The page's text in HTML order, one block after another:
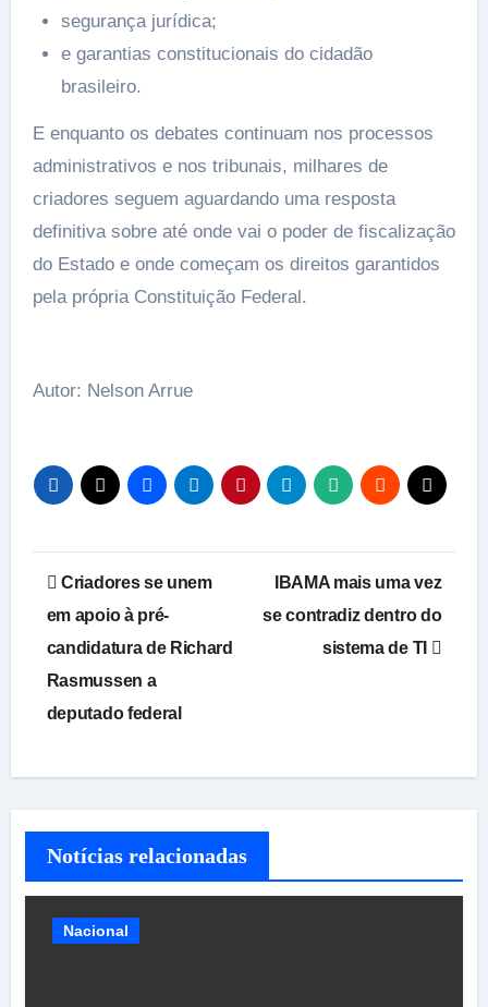
segurança jurídica;
e garantias constitucionais do cidadão
brasileiro.
E enquanto os debates continuam nos processos
administrativos e nos tribunais, milhares de
criadores seguem aguardando uma resposta
definitiva sobre até onde vai o poder de fiscalização
do Estado e onde começam os direitos garantidos
pela própria Constituição Federal.
Autor: Nelson Arrue
Navegação
de
Post
Criadores se unem
em apoio à pré-
candidatura de Richard
Rasmussen a
deputado federal
IBAMA mais uma vez
se contradiz dentro do
sistema de TI
Notícias relacionadas
Nacional